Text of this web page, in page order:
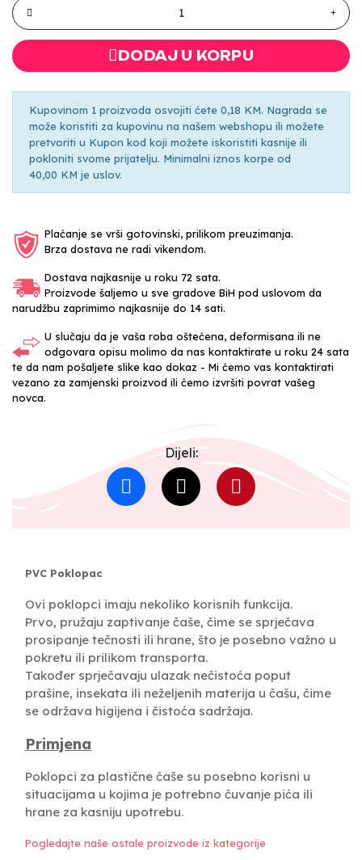
DODAJ U KORPU
Kupovinom 1 proizvoda osvojiti ćete 0,18 KM. Nagrada se
može koristiti za kupovinu na našem webshopu ili možete
pretvoriti u Kupon kod koji možete iskoristiti kasnije ili
pokloniti svome prijatelju. Minimalni iznos korpe od
40,00 KM je uslov.
Plaćanje se vrši gotovinski, prilikom preuzimanja.
Brza dostava ne radi vikendom.
Dostava najkasnije u roku 72 sata.
Proizvode šaljemo u sve gradove BiH pod uslovom da
narudžbu zaprimimo najkasnije do 14 sati.
U slučaju da je vaša roba oštećena, deformisana ili ne
odgovara opisu molimo da nas kontaktirate u roku 24 sata
te da nam pošaljete slike kao dokaz - Mi ćemo vas kontaktirati
vezano za zamjenski proizvod ili ćemo izvršiti povrat vašeg
novca.
Dijeli:
PVC Poklopac
Ovi poklopci imaju nekoliko korisnih funkcija.
Prvo, pružaju zaptivanje čaše, čime se sprječava
prosipanje tečnosti ili hrane, što je posebno važno u
pokretu ili prilikom transporta.
Također sprječavaju ulazak nečistoća poput
prašine, insekata ili neželjenih materija u čašu, čime
se održava higijena i čistoća sadržaja.
Primjena
Poklopci za plastične čaše su posebno korisni u
situacijama u kojima je potrebno čuvanje pića ili
hrane za kasniju upotrebu.
Pogledajte naše ostale proizvode iz kategorije